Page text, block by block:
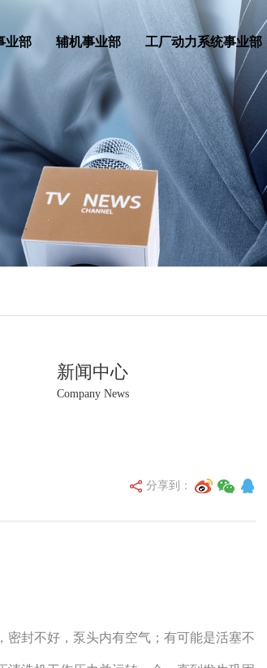
业部 辅机事业部 工厂动力系统事业部
新闻中心
Company News
分享到：
封不好，泵头内有空气；有可能是活塞不